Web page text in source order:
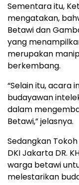
Sementara itu,
mengatakan,
Betawi dan
yang
merupakan
berkembang.
“Selain itu, acara
budayawan
dalam
Betawi,” jelasnya.
Sedangkan
DKI Jakarta DR.
warga betawi
melestarikan